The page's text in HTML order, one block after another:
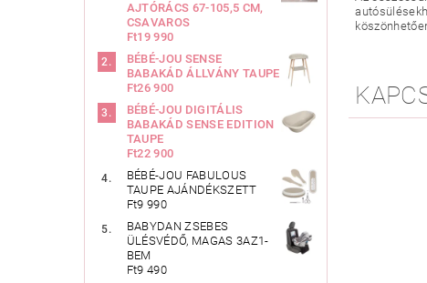
AJTÓRÁCS 67-105,5 CM,
CSAVAROS
Ft19 990
BÉBÉ-JOU SENSE
BABAKÁD ÁLLVÁNY TAUPE
Ft26 900
BÉBÉ-JOU DIGITÁLIS
BABAKÁD SENSE EDITION
TAUPE
Ft22 900
BÉBÉ-JOU FABULOUS
TAUPE AJÁNDÉKSZETT
Ft9 990
BABYDAN ZSEBES
ÜLÉSVÉDŐ, MAGAS 3AZ1-
BEM
Ft9 490